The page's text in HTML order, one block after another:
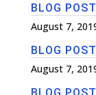
BLOG
August 7,
BLOG
August 7,
BLOG